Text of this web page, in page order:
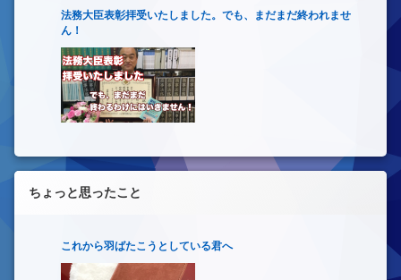
法務大臣表彰拝受いたしました。でも、まだまだ終われませ
ん！
ちょっと思ったこと
これから羽ばたこうとしている君へ